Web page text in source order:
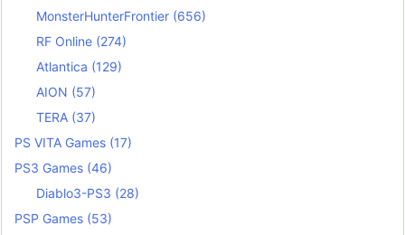
MonsterHunterFrontier (656)
RF Online (274)
Atlantica (129)
AION (57)
TERA (37)
PS VITA Games (17)
PS3 Games (46)
Diablo3-PS3 (28)
PSP Games (53)